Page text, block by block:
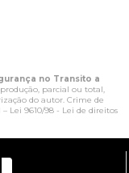
no Transito a
parcial ou total,
do autor. Crime de
– Lei 9610/98 - Lei de direitos